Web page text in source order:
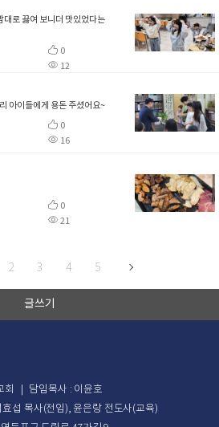
대로 끓여 보니더 맛있었다는
!!!
0
12
아이들에게 용돈 주셨어요~
0
16
0
21
2 3 4 5
글쓰기
회 ｜ 담임목사 : 이윤호
섭 목사(전임), 윤은랑 전도사(교육)